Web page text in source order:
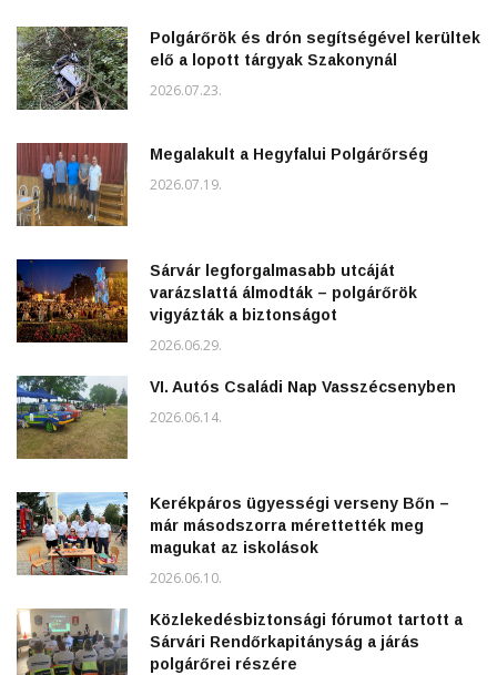
Polgárőrök és drón segítségével kerültek
elő a lopott tárgyak Szakonynál
2026.07.23.
Megalakult a Hegyfalui Polgárőrség
2026.07.19.
Sárvár legforgalmasabb utcáját
varázslattá álmodták – polgárőrök
vigyázták a biztonságot
2026.06.29.
VI. Autós Családi Nap Vasszécsenyben
2026.06.14.
Kerékpáros ügyességi verseny Bőn –
már másodszorra mérettették meg
magukat az iskolások
2026.06.10.
Közlekedésbiztonsági fórumot tartott a
Sárvári Rendőrkapitányság a járás
polgárőrei részére